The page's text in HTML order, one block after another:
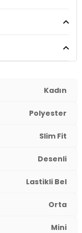
Kadın
Polyester
Slim Fit
Desenli
Lastikli Bel
Orta
Mini